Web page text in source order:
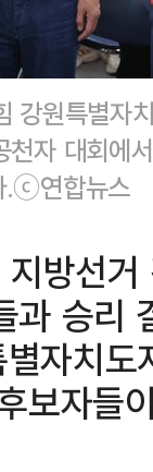
강원특별자
자 대회에
.ⓒ연합뉴스
방선
과 승리
자치
보자들